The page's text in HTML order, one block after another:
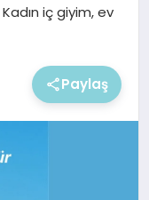
iç giyim, ev
Paylaş